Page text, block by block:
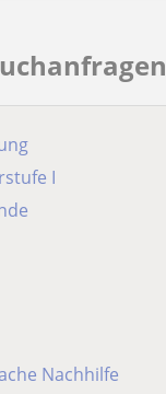
I
Nachhilfe